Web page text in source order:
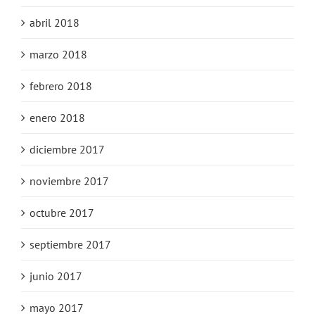
abril 2018
marzo 2018
febrero 2018
enero 2018
diciembre 2017
noviembre 2017
octubre 2017
septiembre 2017
junio 2017
mayo 2017